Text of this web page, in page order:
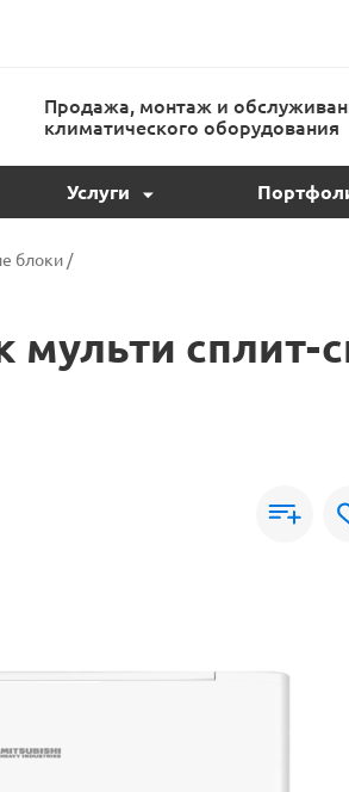
Продажа, монтаж и
климатического оборудования
Услуги
Установка кондиционера
блоки /
мульти